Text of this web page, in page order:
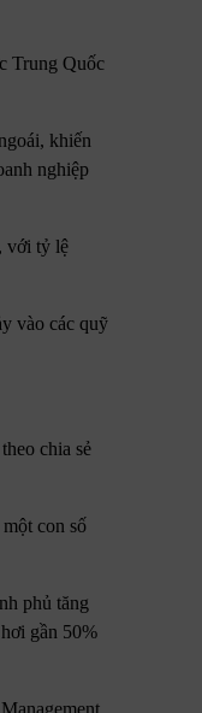
Trung Quốc
khiến
nghiệp
với tỷ lệ
vào các quỹ
chia sẻ
con số
phủ tăng
gần 50%